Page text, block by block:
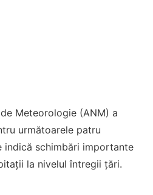
Meteorologie (ANM) a
următoarele patru
indică schimbări importante
la nivelul întregii țări.